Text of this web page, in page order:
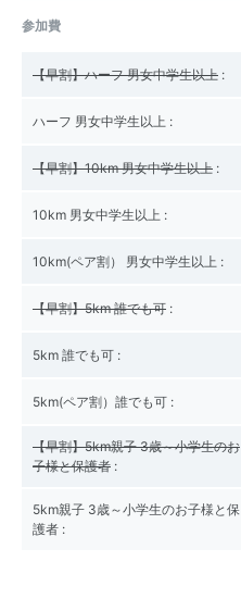
参加費
【早割】ハーフ 男女中学生以上 :
ハーフ 男女中学生以上 :
【早割】10km 男女中学生以上 :
10km 男女中学生以上 :
10km(ペア割） 男女中学生以上 :
【早割】5km 誰でも可 :
5km 誰でも可 :
5km(ペア割）誰でも可 :
【早割】5km親子 3歳～小学生のお
子様と保護者 :
5km親子 3歳～小学生のお子様と保
護者 :